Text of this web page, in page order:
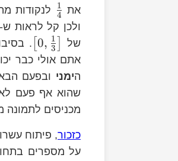
את 4
1 לנקודות
\frac{1}
{4}=\frac{9}
{36}
\frac{k}
{9}=\frac{4k}
{36}
ולכן קל לראות ש-
של
0, 3
1
.
\left[\frac{2}
{9},\frac{3}
{9}\right]
אתם אולי כבר
הימני ובפעם
שהוא אף פעם
מכניסים לתמונה
כזכור
על מספרים